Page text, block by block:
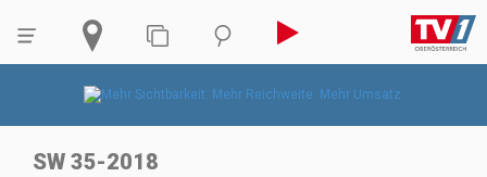
SW 35-2018